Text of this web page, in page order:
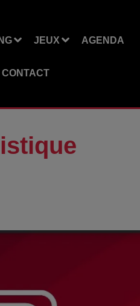
JEUX AGENDA
CONTACT